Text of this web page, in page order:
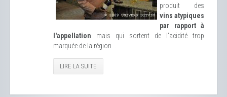
produit des
vins atypiques
par rapport à
l'appellation mais qui sortent de l'acidité trop
marquée de la région...
LIRE LA SUITE